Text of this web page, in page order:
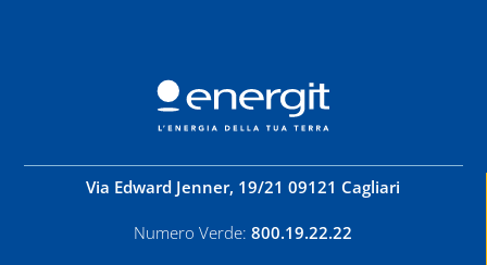
Via Edward Jenner, 19/21 09121 Cagliari
Numero Verde: 800.19.22.22